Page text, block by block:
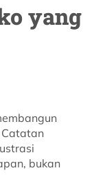
yang
Catatan
bukan